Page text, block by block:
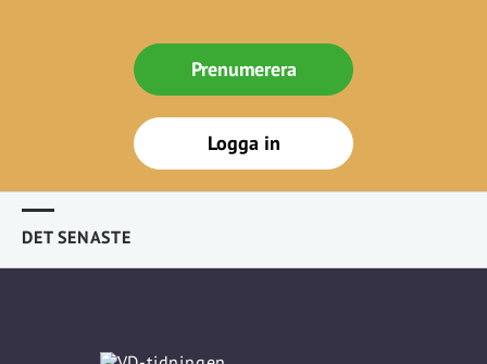
Prenumerera
Logga in
DET SENASTE